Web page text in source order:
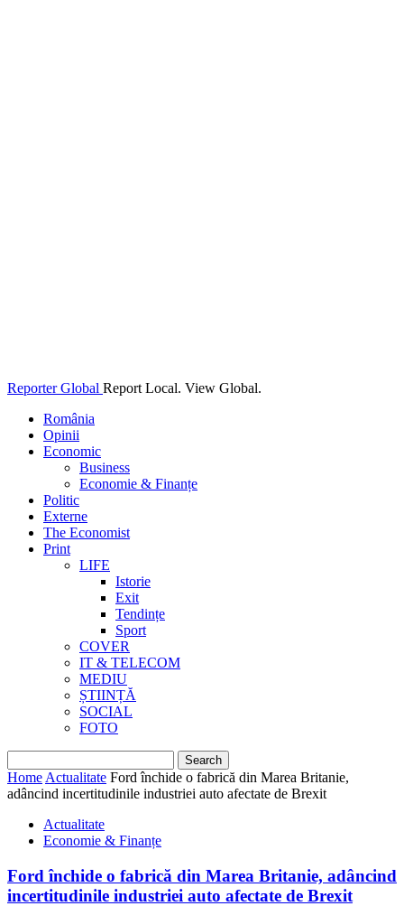
Reporter Global Report Local. View Global.
România
Opinii
Economic
Business
Economie & Finanțe
Politic
Externe
The Economist
Print
LIFE
Istorie
Exit
Tendințe
Sport
COVER
IT & TELECOM
MEDIU
ȘTIINȚĂ
SOCIAL
FOTO
Home Actualitate Ford închide o fabrică din Marea Britanie,
adâncind incertitudinile industriei auto afectate de Brexit
Actualitate
Economie & Finanțe
Ford închide o fabrică din Marea Britanie, adâncind
incertitudinile industriei auto afectate de Brexit